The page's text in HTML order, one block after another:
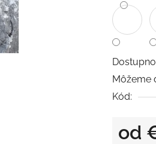
Môžeme
Kód:
od